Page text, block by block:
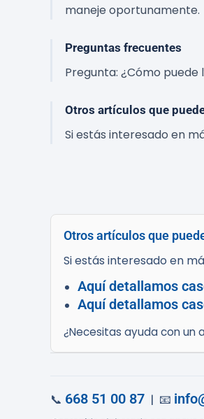
maneje oportunamente.
Preguntas frecuentes
Pregunta: ¿Cómo
Otros artículos que
Si estás interesado en
Otros artículos que
Si estás interesado en
Aquí detallamos
Aquí detallamos
¿Necesitas ayuda con un
📞 668 51 00 87 | 📧